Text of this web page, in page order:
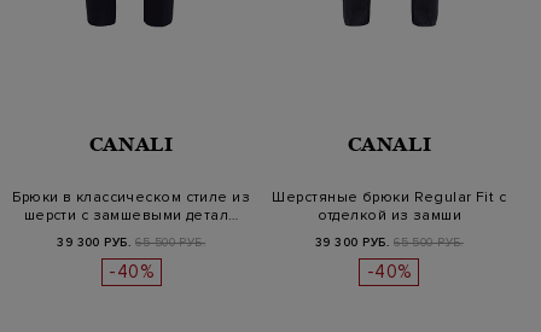
CANALI
Брюки в классическом стиле из
шерсти с замшевыми детал…
39 300 РУБ. 65 500 РУБ.
-40%
CANALI
Шерстяные брюки Regular Fit с
отделкой из замши
39 300 РУБ. 65 500 РУБ.
-40%